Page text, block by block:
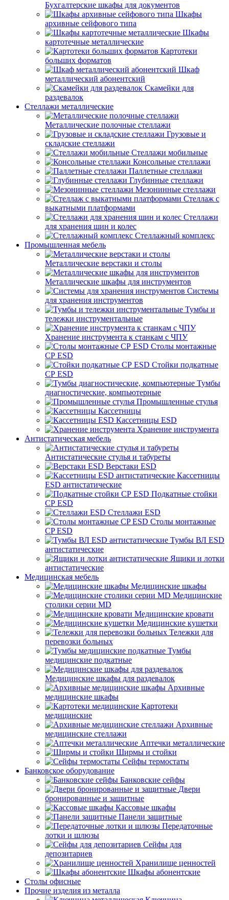
Бухгалтерские шкафы для документов
Шкафы
архивные сейфового типа
Шкафы
картотечные металлические
Картотеки
больших форматов
Шкаф
металлический абонентский
Скамейки для
раздевалок
Стеллажи металлические
Металлические полочные стеллажи
Грузовые и
складские стеллажи
Стеллажи мобильные
Консольные стеллажи
Паллетные стеллажи
Глубинные стеллажи
Мезонинные стеллажи
Стеллаж с
выкатными платформами
Стеллажи
для хранения шин и колес
Стеллажный комплекс
Промышленная мебель
Металлические верстаки и столы
Металлические шкафы для инструментов
Системы
для хранения инструментов
Тумбы и
тележки инструментальные
Хранение инструмента к станкам с ЧПУ
Столы монтажные
СР ESD
Стойки подкатные
СР ESD
Тумбы
диагностические, компьютерные
Промышленные стулья
Кассетницы
Кассетницы ESD
Хранение инструмента
Антистатическая мебель
Антистатические стулья и табуреты
Верстаки ESD
Кассетницы
ESD антистатические
Подкатные стойки
СР ESD
Стеллажи ESD
Столы монтажные
CP ESD
Тумбы ВЛ ESD
антистатические
Ящики и лотки
антистатические
Медицинская мебель
Медицинские шкафы
Медицинские
столики серии MD
Медицинские кровати
Медицинские кушетки
Тележки для
перевозки больных
Тумбы
медицинские подкатные
Медицинские шкафы для раздевалок
Архивные
медицинские шкафы
Картотеки
медицинские
Архивные
медицинские стеллажи
Аптечки металлические
Ширмы и стойки
Сейфы термостаты
Банковское оборудование
Банковские сейфы
Двери
бронированные и защитные
Кассовые шкафы
Панели защитные
Передаточные
лотки и шлюзы
Сейфы для
депозитариев
Хранилище ценностей
Шкафы абонентские
Столы офисные
Прочие изделия из металла